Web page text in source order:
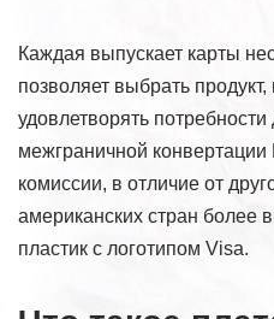
Каждая выпускает карты
позволяет выбрать продукт,
удовлетворять
межграничной
комиссии, в отличие от
американских стран более
пластик с логотипом Visa.